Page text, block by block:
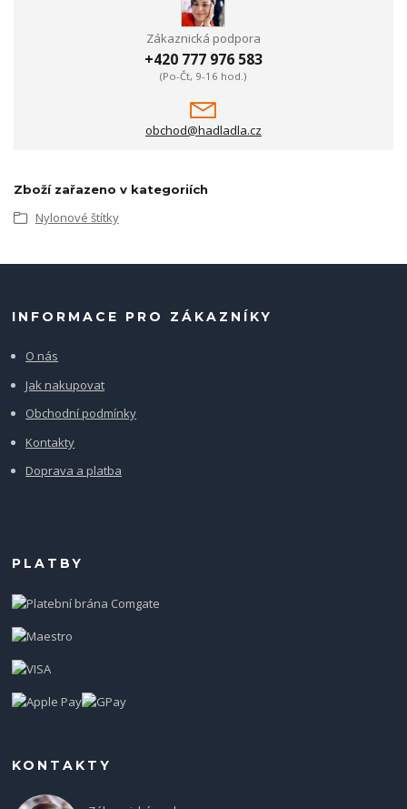
Zákaznická podpora
+420 777 976 583
(Po-Čt, 9-16 hod.)
obchod@hadladla.cz
Zboží zařazeno v kategoriích
Nylonové štítky
INFORMACE PRO ZÁKAZNÍKY
O nás
Jak nakupovat
Obchodní podmínky
Kontakty
Doprava a platba
PLATBY
KONTAKTY